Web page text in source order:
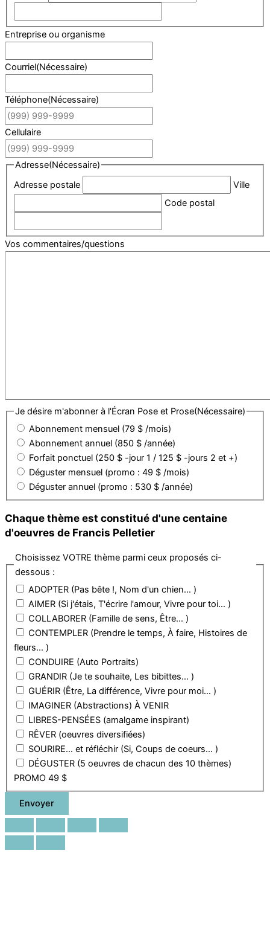
Entreprise ou organisme
Courriel(Nécessaire)
Téléphone(Nécessaire)
Cellulaire
Adresse(Nécessaire)
Adresse postale
Ville
Code postal
Vos commentaires/questions
Je désire m'abonner à l'Écran Pose et Prose(Nécessaire)
Abonnement mensuel (79 $ /mois)
Abonnement annuel (850 $ /année)
Forfait ponctuel (250 $ -jour 1 / 125 $ -jours 2 et +)
Déguster mensuel (promo : 49 $ /mois)
Déguster annuel (promo : 530 $ /année)
Chaque thème est constitué d'une centaine
d'oeuvres de Francis Pelletier
Choisissez VOTRE thème parmi ceux proposés ci-
dessous :
ADOPTER (Pas bête !, Nom d'un chien... )
AIMER (Si j'étais, T'écrire l'amour, Vivre pour toi... )
COLLABORER (Famille de sens, Être... )
CONTEMPLER (Prendre le temps, À faire, Histoires de
fleurs... )
CONDUIRE (Auto Portraits)
GRANDIR (Je te souhaite, Les bibittes... )
GUÉRIR (Être, La différence, Vivre pour moi... )
IMAGINER (Abstractions) À VENIR
LIBRES-PENSÉES (amalgame inspirant)
RÊVER (oeuvres diversifiées)
SOURIRE... et réfléchir (Si, Coups de coeurs... )
DÉGUSTER (5 oeuvres de chacun des 10 thèmes)
PROMO 49 $
Envoyer